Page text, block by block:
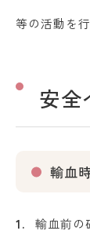
等の活動を
安全
輸血
輸血前の